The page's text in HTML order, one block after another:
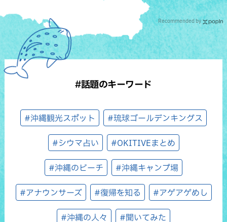
Recommended by
#話題のキーワード
#沖縄観光スポット #琉球ゴールデンキングス
#シウマ占い #OKITIVEまとめ
#沖縄のビーチ #沖縄キャンプ場
#アナウンサーズ #復帰を知る #アゲアゲめし
#沖縄の人々 #聞いてみた